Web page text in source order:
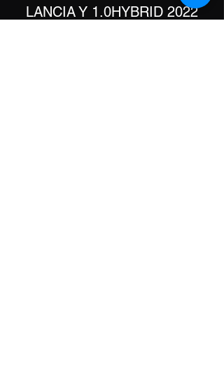
​LANCIA Y 1.0HYBRID 2022